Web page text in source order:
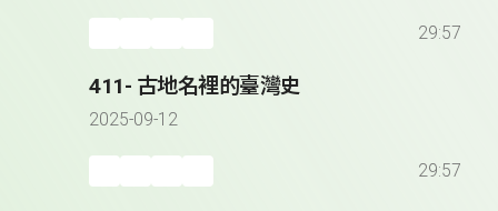
29:57
411- 古地名裡的臺灣史
2025-09-12
29:57